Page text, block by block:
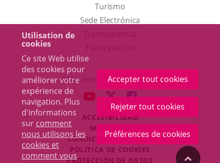
Utilisation de
cookies
Ce site Web utilise
des cookies pour
améliorer votre
expérience de
navigation. Plus
d'informations
sur comment
nous utilisons les
cookies et
comment vous
Accepter tout cookies
Rejeter tout cookies
Préférences de cookies
TurismoEste
enlace
una
ventana
nueva.
Sede Electrónica
externa.
Otras webs del ayuntamiento
ENLACE
UNA
APLICACIÓN
EXTERNA.
ENLACE
A
UNA
APLICACIÓN
EXTERNA.
ENLACE
A
UNA
APLICACIÓN
EXTERNA.
ACCESIBILIDAD
MAPA WEB
CONDICIONES LEGALES
POLÍTICA DE COOKIES
PROTECCIÓN DE DATOS
"Volver